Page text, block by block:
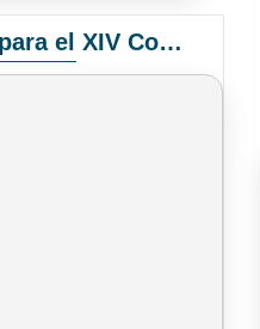
Convocatoria Elección de Delegados Docentes para el XIV Congreso Nacional de Universidades